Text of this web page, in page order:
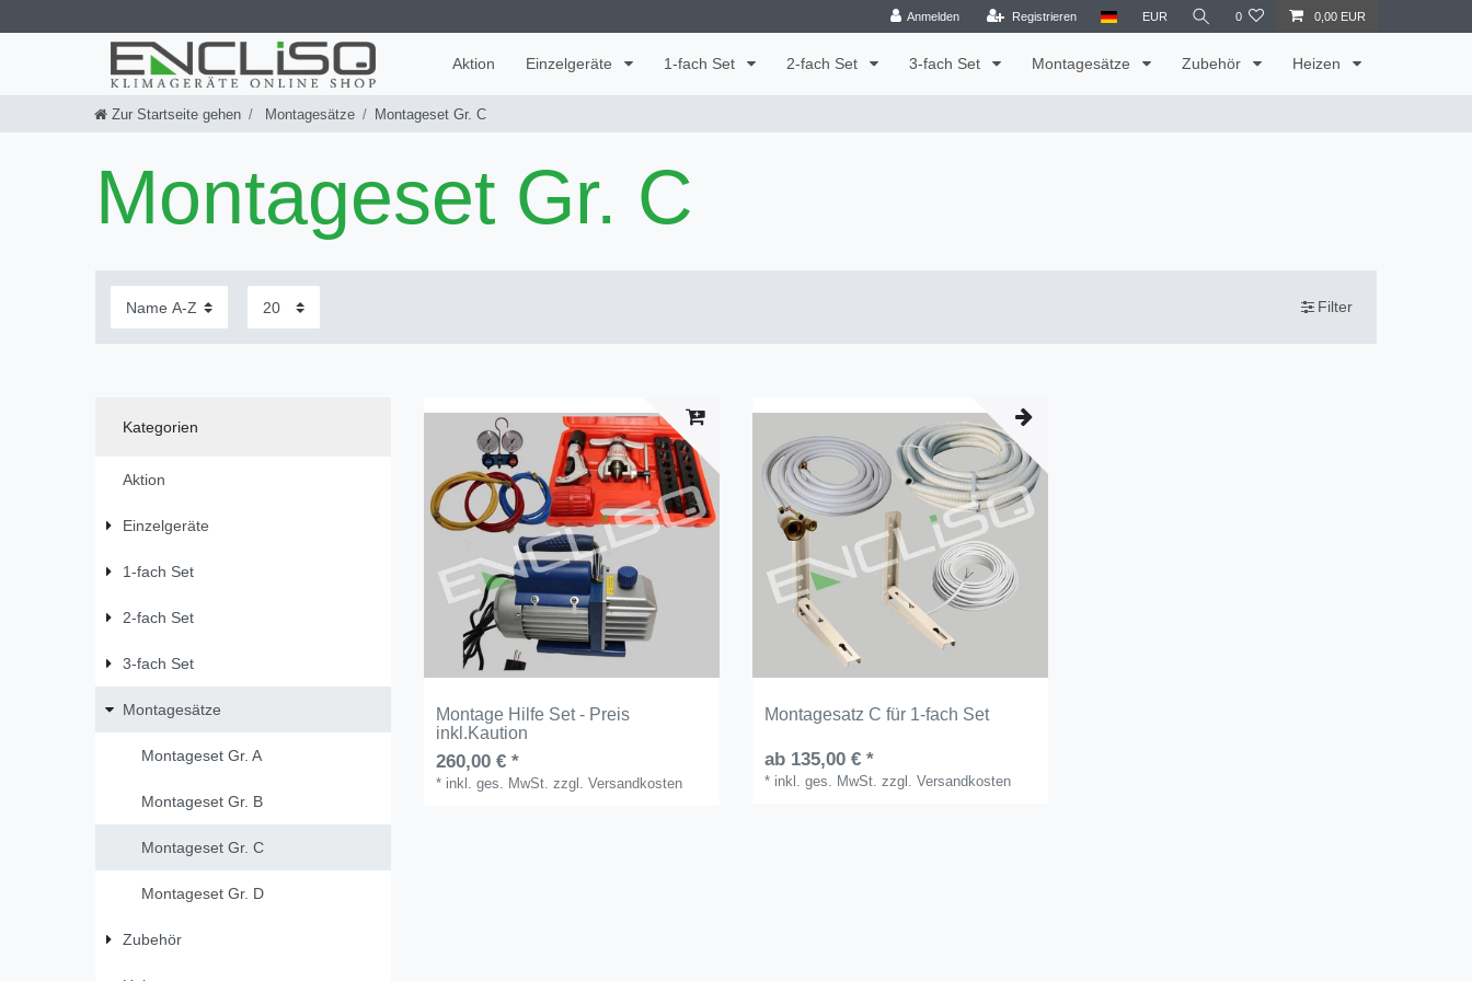
Anmelden Registrieren EUR 0 0,00 EUR
Aktion Einzelgeräte 1-fach Set 2-fach Set 3-fach Set Montagesätze Zubehör Heizen
Zur Startseite gehen Montagesätze Montageset Gr. C
Montageset Gr. C
Filter
Kategorien
Aktion
Einzelgeräte
1-fach Set
2-fach Set
3-fach Set
Montagesätze
Montageset Gr. A
Montageset Gr. B
Montageset Gr. C
Montageset Gr. D
Zubehör
Montage Hilfe Set - Preis
inkl.Kaution
260,00 € *
* inkl. ges. MwSt. zzgl.Versandkosten
Montagesatz C für 1-fach Set
ab 135,00 € *
* inkl. ges. MwSt. zzgl.Versandkosten